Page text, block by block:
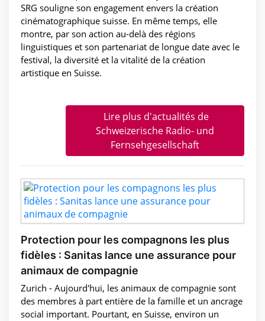
SRG souligne son engagement envers la création
cinématographique suisse. En même temps, elle
montre, par son action au-delà des régions
linguistiques et son partenariat de longue date avec le
festival, la diversité et la vitalité de la création
artistique en Suisse.
Lire plus d'actualités de
Schweizerische Radio- und
Fernsehgesellschaft
Protection pour les compagnons les plus
fidèles : Sanitas lance une assurance pour
animaux de compagnie
Zurich - Aujourd'hui, les animaux de compagnie sont
des membres à part entière de la famille et un ancrage
social important. Pourtant, en Suisse, environ un